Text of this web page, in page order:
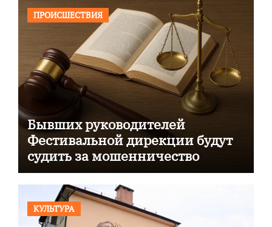
ПРОИСШЕСТВИЯ
Бывших руководителей
Фестивальной дирекции будут
судить за мошенничество
КУЛЬТУРА